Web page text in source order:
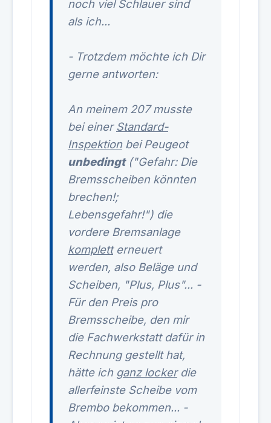
noch viel Schlauer sind
als ich...
- Trotzdem möchte ich Dir
gerne antworten:
An meinem 207 musste
bei einer Standard-
Inspektionbei Peugeot
unbedingt("Gefahr: Die
Bremsscheiben könnten
brechen!;
Lebensgefahr!") die
vordere Bremsanlage
kompletterneuert
werden, also Beläge und
Scheiben, "Plus, Plus"... -
Für den Preis pro
Bremsscheibe, den mir
die Fachwerkstatt dafür in
Rechnung gestellt hat,
hätte ich ganz lockerdie
allerfeinste Scheibe vom
Brembo bekommen... -